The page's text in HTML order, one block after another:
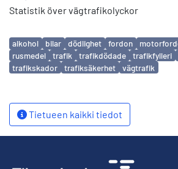
Statistik över vägtrafikolyckor
Avainsanat
alkohol bilar dödlighet fordon
rusmedel
trafik trafikdödade trafikfylleri
trafikskador
trafiksäkerhet vägtrafik
Tietueen kaikki tiedot